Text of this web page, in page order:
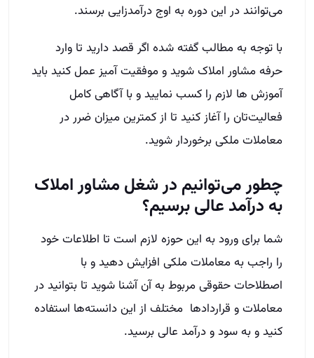
می‌توانند در این دوره به اوج درآمدزایی برسند.
با توجه به مطالب گفته شده اگر قصد دارید تا وارد
حرفه مشاور املاک شوید و موفقیت آمیز عمل کنید باید
آموزش ها لازم را کسب نمایید و با آگاهی کامل
فعالیت‌تان را آغاز کنید تا از کمترین میزان ضرر در
معاملات ملکی برخوردار شوید.
چطور می‌توانیم در شغل مشاور املاک
به درآمد عالی برسیم؟
شما برای ورود به این حوزه لازم است تا اطلاعات خود
را راجب به معاملات ملکی افزایش دهید و با
اصطلاحات حقوقی مربوط به آن آشنا شوید تا بتوانید در
معاملات و قرارداد‌ها مختلف از این دانسته‌ها استفاده
کنید و به سود و درآمد عالی برسید.